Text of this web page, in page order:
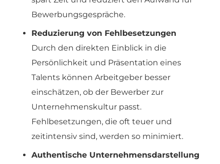
Bewerbungsgespräche.
Reduzierung von Fehlbesetzungen
Durch den direkten Einblick in die
Persönlichkeit und Präsentation eines
Talents können Arbeitgeber besser
einschätzen, ob der Bewerber zur
Unternehmenskultur passt.
Fehlbesetzungen, die oft teuer und
zeitintensiv sind, werden so minimiert.
Authentische Unternehmensdarstellung